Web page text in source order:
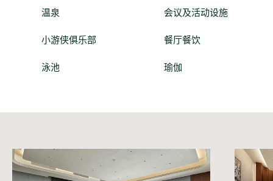
温泉 会议及活动设施
小游侠俱乐部 餐厅餐饮
泳池 瑜伽